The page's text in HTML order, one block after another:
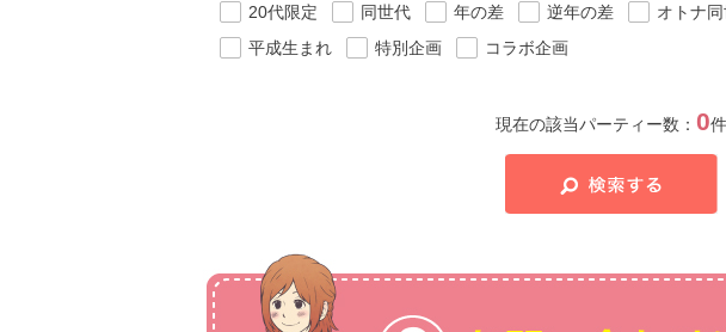
20代限定 同世代 年の差 逆年の差 オトナ
平成生まれ
特別企画 コラボ企画
現在の該当パーティー数： 0件